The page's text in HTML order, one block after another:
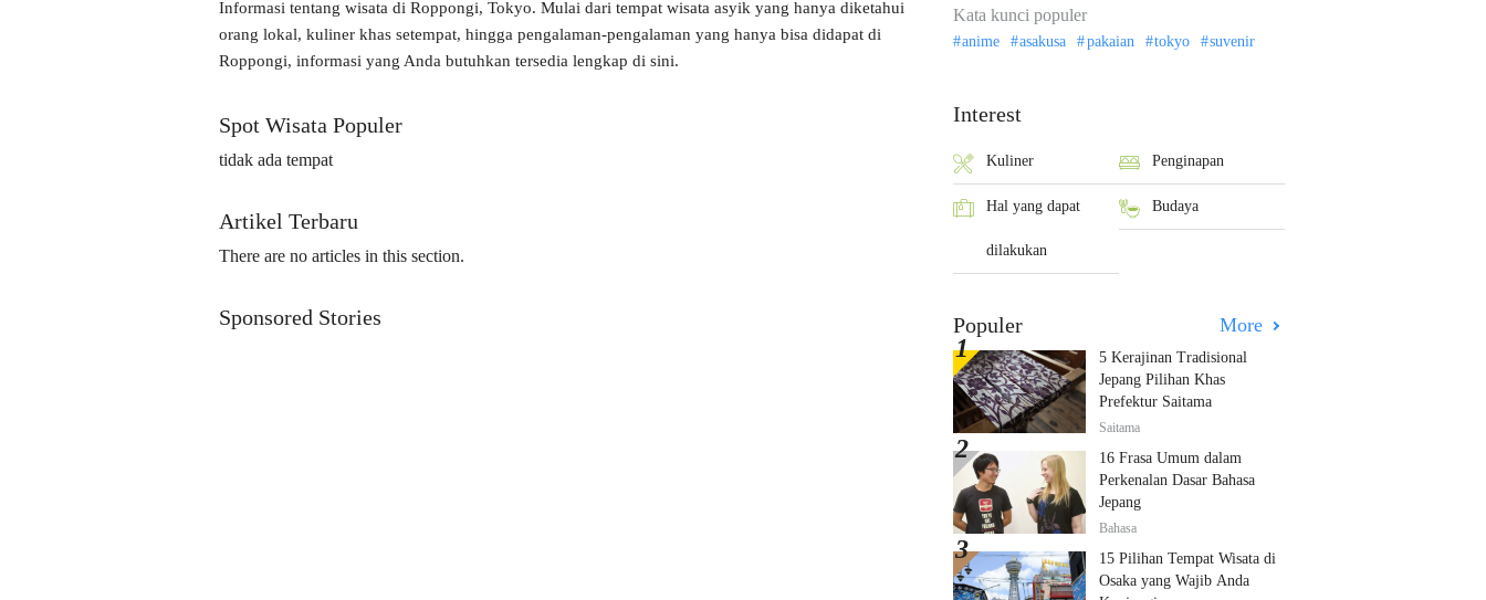
Informasi tentang wisata di Roppongi, Tokyo. Mulai dari tempat wisata asyik yang hanya diketahui
orang lokal, kuliner khas setempat, hingga pengalaman-pengalaman yang hanya bisa didapat di
Roppongi, informasi yang Anda butuhkan tersedia lengkap di sini.
Spot Wisata Populer
tidak ada tempat
Artikel Terbaru
There are no articles in this section.
Sponsored Stories
Kata kunci populer
anime asakusa pakaian tokyo suvenir
Interest
Kuliner Penginapan
Hal yang dapat
dilakukan
Budaya
Populer More
5 Kerajinan Tradisional
Jepang Pilihan Khas
Prefektur Saitama
Saitama
16 Frasa Umum dalam
Perkenalan Dasar Bahasa
Jepang
Bahasa
15 Pilihan Tempat Wisata di
Osaka yang Wajib Anda